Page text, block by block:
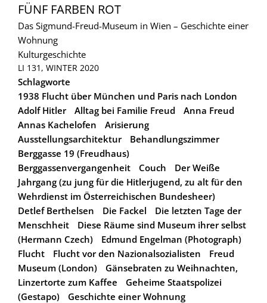
FÜNF FARBEN ROT
Das Sigmund-Freud-Museum in Wien – Geschichte einer
Wohnung
Kulturgeschichte
LI 131, WINTER 2020
Schlagworte
1938 Flucht über München und Paris nach London
Adolf Hitler
Alltag bei Familie Freud
Anna Freud
Annas Kachelofen
Arisierung
Ausstellungsarchitektur
Behandlungszimmer
Berggasse 19 (Freudhaus)
Berggassenvergangenheit
Couch
Der Weiße
Jahrgang (zu jung für die Hitlerjugend, zu alt für den
Wehrdienst im Österreichischen Bundesheer)
Detlef Berthelsen
Die Fackel
Die letzten Tage der
Menschheit
Diese Räume sind Museum ihrer selbst
(Hermann Czech)
Edmund Engelman (Photograph)
Flucht
Flucht vor den Nazionalsozialisten
Freud
Museum (London)
Gänsebraten zu Weihnachten,
Linzertorte zum Kaffee
Geheime Staatspolizei
(Gestapo)
Geschichte einer Wohnung